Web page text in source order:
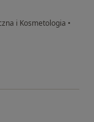
i Kosmetologia •